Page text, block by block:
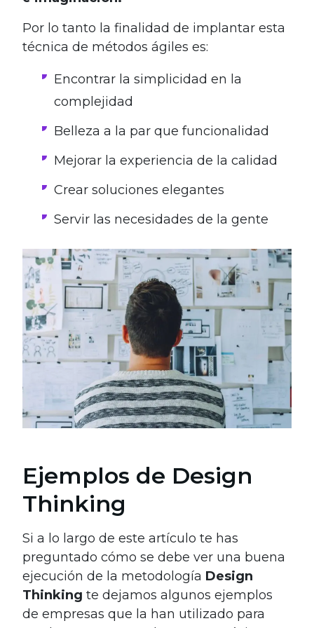
Por lo tanto la finalidad de implantar esta
técnica de métodos ágiles es:
Encontrar la simplicidad en la
complejidad
Belleza a la par que funcionalidad
Mejorar la experiencia de la calidad
Crear soluciones elegantes
Servir las necesidades de la gente
Ejemplos de Design
Thinking
Si a lo largo de este artículo te has
preguntado cómo se debe ver una buena
ejecución de la metodología Design
Thinking te dejamos algunos ejemplos
de empresas que la han utilizado para